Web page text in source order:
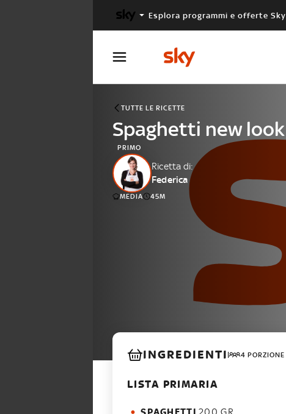
Esplora programmi e offerte Sky
TUTTE LE RICETTE
Spaghetti new look
PRIMO
Ricetta di:
Federica
MEDIA 45M
INGREDIENTI 4 PORZIONE
LISTA PRIMARIA